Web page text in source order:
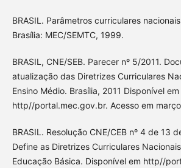
BRASIL. Parâmetros curriculares
Brasília: MEC/SEMTC, 1999.
BRASIL, CNE/SEB. Parecer nº 5/2011.
atualização das Diretrizes Curriculares
Ensino Médio. Brasília, 2011 Disponível em
http//portal.mec.gov.br. Acesso em
BRASIL. Resolução CNE/CEB nº 4 de 13
Define as Diretrizes Curriculares
Educação Básica. Disponível em http//